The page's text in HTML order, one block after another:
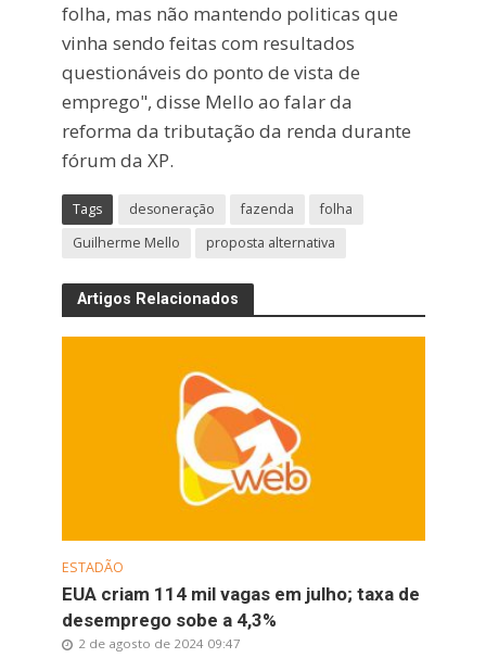
folha, mas não mantendo politicas que
vinha sendo feitas com resultados
questionáveis do ponto de vista de
emprego", disse Mello ao falar da
reforma da tributação da renda durante
fórum da XP.
Tags desoneração fazenda
folha
Guilherme Mello
proposta alternativa
Artigos Relacionados
ESTADÃO
EUA criam 114 mil vagas em julho; taxa de
desemprego sobe a 4,3%
2 de agosto de 2024 09:47